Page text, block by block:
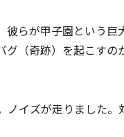
彼らが甲子園という巨
グ（奇跡）を起こすの
イズが走りました。